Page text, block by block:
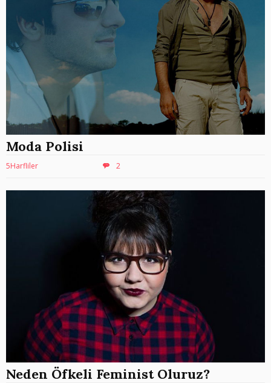
Moda Polisi
5Harfliler 2
Neden Öfkeli Feminist Oluruz?